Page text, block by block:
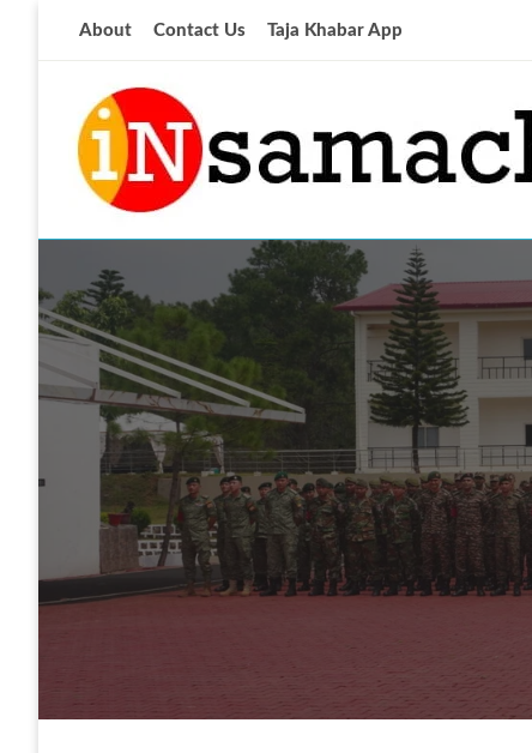
About Contact Us Taja Khabar App
insamachar
आज की ताजा खबर